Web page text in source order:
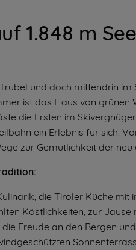
1.848 m
und doch mittendrin
ist das Haus von
die Ersten im
ein Erlebnis für sich.
zur Gemütlichkeit der neu
die Tiroler Küche
Köstlichkeiten, zur
Freude an den Bergen